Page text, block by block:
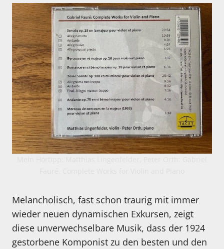
Melancholisch, fast schon traurig mit immer
wieder neuen dynamischen Exkursen, zeigt
diese unverwechselbare Musik, dass der 1924
gestorbene Komponist zu den besten und den